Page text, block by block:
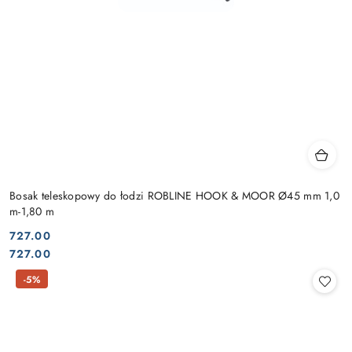
Bosak teleskopowy do łodzi ROBLINE HOOK & MOOR Ø45 mm 1,0
m-1,80 m
Cena:
727.00
Cena:
727.00
-5%